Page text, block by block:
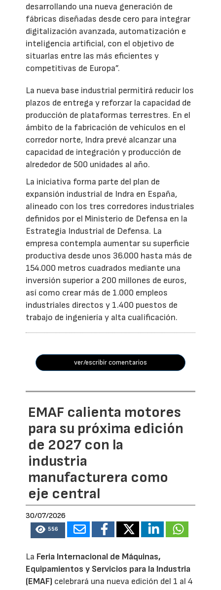
desarrollando una nueva generación de
fábricas diseñadas desde cero para integrar
digitalización avanzada, automatización e
inteligencia artificial, con el objetivo de
situarlas entre las más eficientes y
competitivas de Europa”.
La nueva base industrial permitirá reducir los
plazos de entrega y reforzar la capacidad de
producción de plataformas terrestres. En el
ámbito de la fabricación de vehículos en el
corredor norte, Indra prevé alcanzar una
capacidad de integración y producción de
alrededor de 500 unidades al año.
La iniciativa forma parte del plan de
expansión industrial de Indra en España,
alineado con los tres corredores industriales
definidos por el Ministerio de Defensa en la
Estrategia Industrial de Defensa. La
empresa contempla aumentar su superficie
productiva desde unos 36.000 hasta más de
154.000 metros cuadrados mediante una
inversión superior a 200 millones de euros,
así como crear más de 1.000 empleos
industriales directos y 1.400 puestos de
trabajo de ingeniería y alta cualificación.
ver/escribir comentarios
EMAF calienta motores
para su próxima edición
de 2027 con la
industria
manufacturera como
eje central
30/07/2026
556
La Feria Internacional de Máquinas,
Equipamientos y Servicios para la Industria
(EMAF) celebrará una nueva edición del 1 al 4